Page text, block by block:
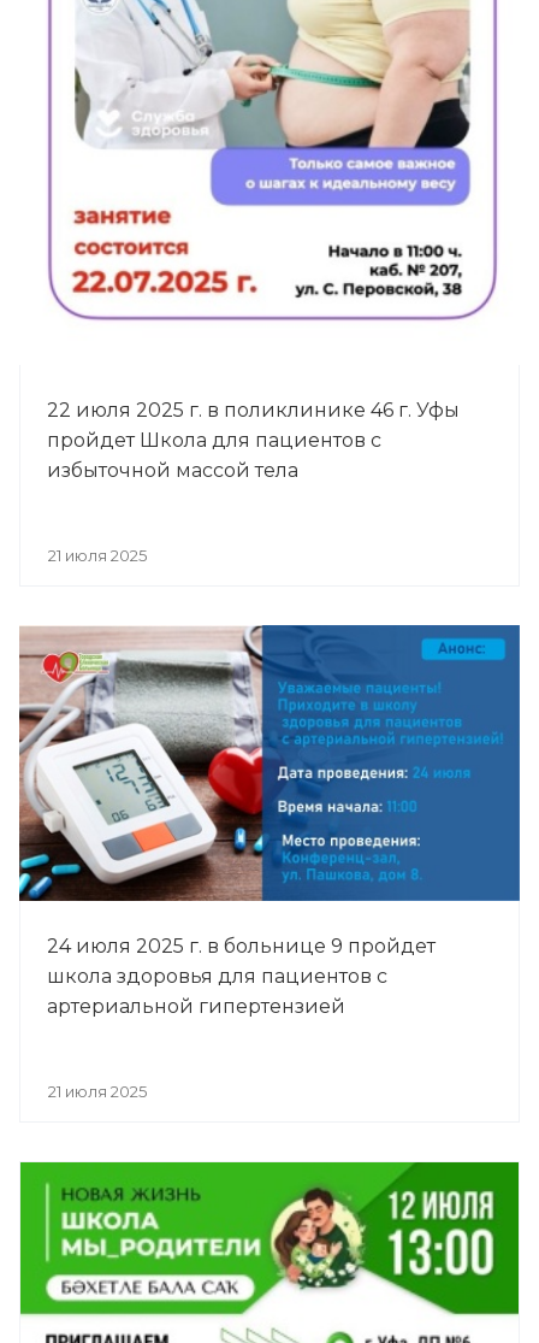
22 июля 2025 г. в поликлинике 46 г. Уфы
пройдет Школа для пациентов с
избыточной массой тела
21 июля 2025
24 июля 2025 г. в больнице 9 пройдет
школа здоровья для пациентов с
артериальной гипертензией
21 июля 2025